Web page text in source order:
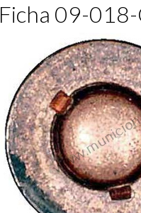
Ficha 09-